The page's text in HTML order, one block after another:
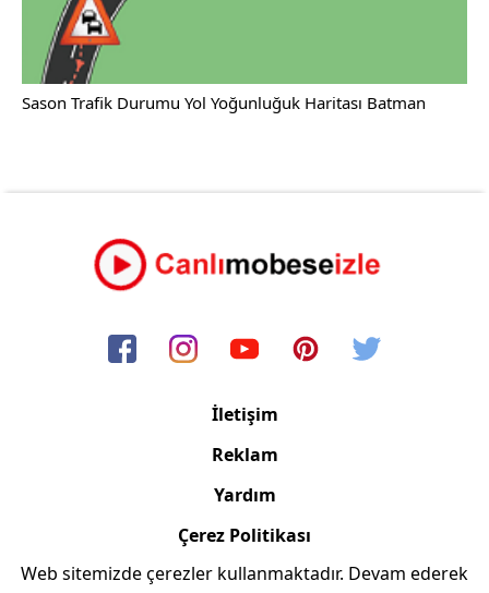
Sason Trafik Durumu Yol Yoğunluğuk Haritası Batman
İletişim
Reklam
Yardım
Çerez Politikası
Web sitemizde çerezler kullanmaktadır. Devam ederek